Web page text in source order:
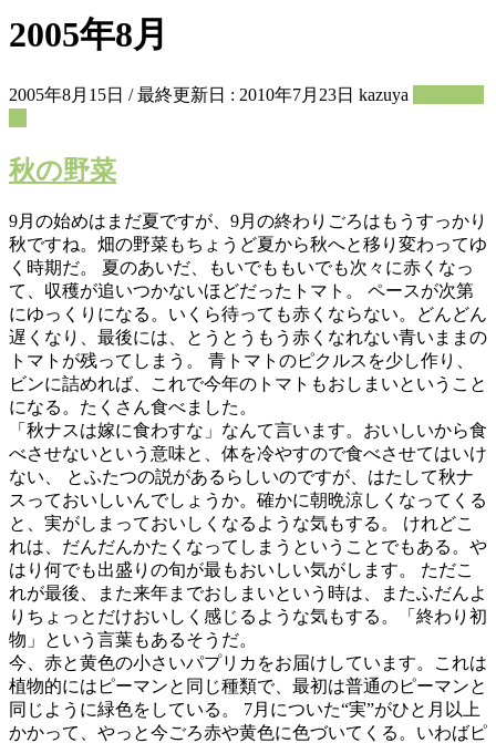
2005年8月
2005年8月15日 / 最終更新日 : 2010年7月23日 kazuya
秋の野菜
9月の始めはまだ夏ですが、9月の終わりごろはもうすっかり
秋ですね。畑の野菜もちょうど夏から秋へと移り変わってゆ
く時期だ。 夏のあいだ、もいでももいでも次々に赤くなっ
て、収穫が追いつかないほどだったトマト。 ペースが次第
にゆっくりになる。いくら待っても赤くならない。どんどん
遅くなり、最後には、とうとうもう赤くなれない青いままの
トマトが残ってしまう。 青トマトのピクルスを少し作り、
ビンに詰めれば、これで今年のトマトもおしまいということ
になる。たくさん食べました。
「秋ナスは嫁に食わすな」なんて言います。おいしいから食
べさせないという意味と、体を冷やすので食べさせてはいけ
ない、 とふたつの説があるらしいのですが、はたして秋ナ
スっておいしいんでしょうか。確かに朝晩涼しくなってくる
と、実がしまっておいしくなるような気もする。 けれどこ
れは、だんだんかたくなってしまうということでもある。や
はり何でも出盛りの旬が最もおいしい気がします。 ただこ
れが最後、また来年までおしまいという時は、またふだんよ
りちょっとだけおいしく感じるような気もする。「終わり初
物」という言葉もあるそうだ。
今、赤と黄色の小さいパプリカをお届けしています。これは
植物的にはピーマンと同じ種類で、最初は普通のピーマンと
同じように緑色をしている。 7月についた“実”がひと月以上
かかって、やっと今ごろ赤や黄色に色づいてくる。いわばピ